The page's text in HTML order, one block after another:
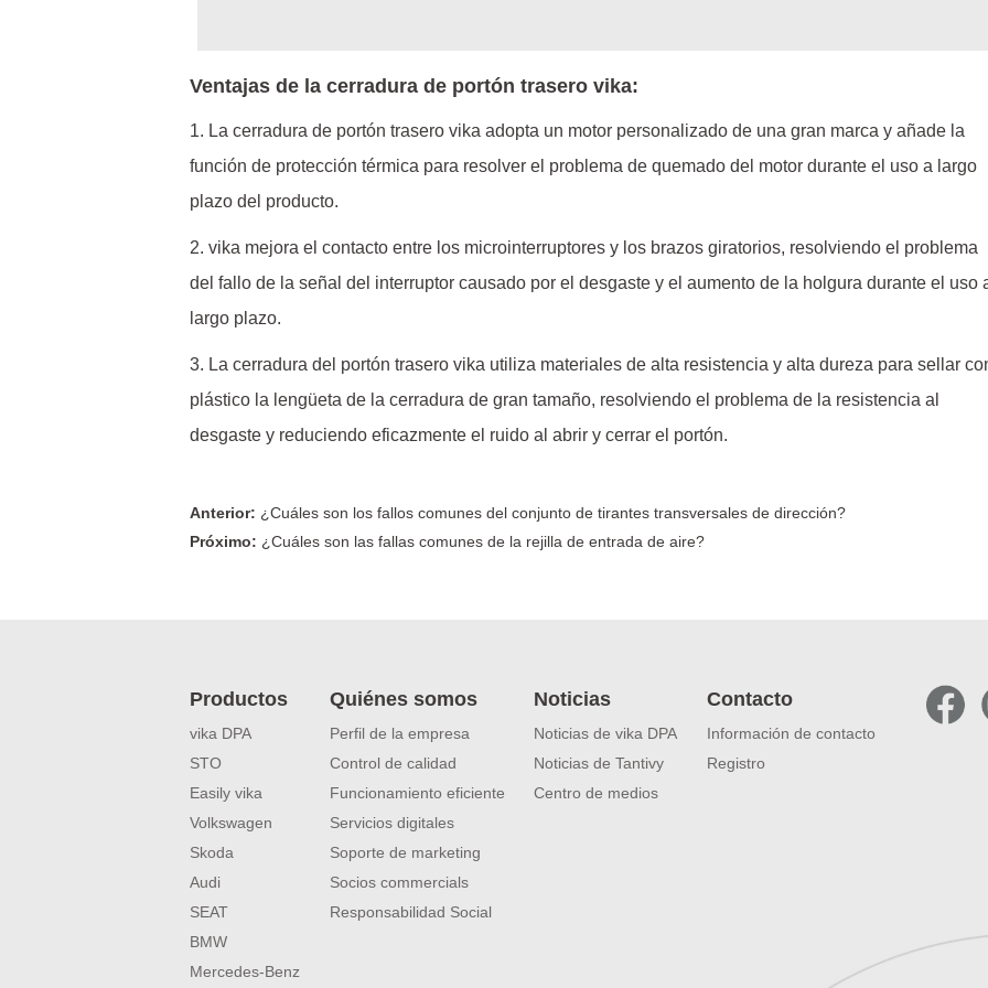
Ventajas de la cerradura de portón trasero vika:
1. La cerradura de portón trasero vika adopta un motor personalizado de una gran marca y añade la
función de protección térmica para resolver el problema de quemado del motor durante el uso a largo
plazo del producto.
2. vika mejora el contacto entre los microinterruptores y los brazos giratorios, resolviendo el problema
del fallo de la señal del interruptor causado por el desgaste y el aumento de la holgura durante el uso
largo plazo.
3. La cerradura del portón trasero vika utiliza materiales de alta resistencia y alta dureza para sellar
plástico la lengüeta de la cerradura de gran tamaño, resolviendo el problema de la resistencia al
desgaste y reduciendo eficazmente el ruido al abrir y cerrar el portón.
Anterior: ¿Cuáles son los fallos comunes del conjunto de tirantes transversales de dirección?
Próximo: ¿Cuáles son las fallas comunes de la rejilla de entrada de aire?
Productos
vika DPA
STO
Easily vika
Volkswagen
Skoda
Audi
SEAT
BMW
Mercedes-Benz
Quiénes somos
Perfil de la empresa
Control de calidad
Funcionamiento eficiente
Servicios digitales
Soporte de marketing
Socios commercials
Responsabilidad Social
Noticias
Noticias de vika DPA
Noticias de Tantivy
Centro de medios
Contacto
Información de contacto
Registro